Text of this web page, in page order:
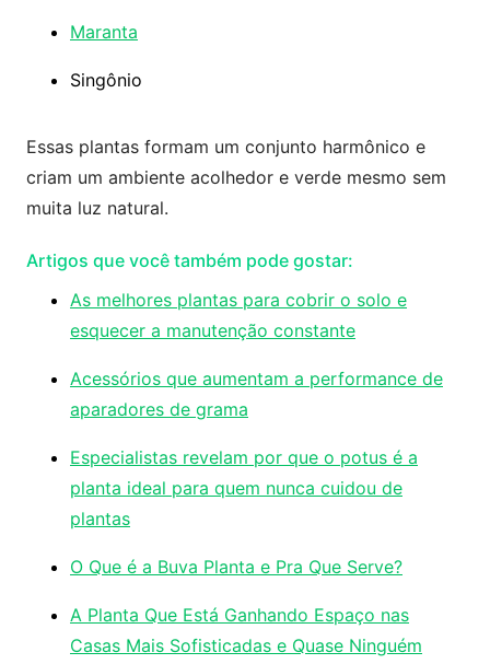
Maranta
Singônio
Essas plantas formam um conjunto harmônico e
criam um ambiente acolhedor e verde mesmo sem
muita luz natural.
Artigos que você também pode gostar:
As melhores plantas para cobrir o solo e
esquecer a manutenção constante
Acessórios que aumentam a performance de
aparadores de grama
Especialistas revelam por que o potus é a
planta ideal para quem nunca cuidou de
plantas
O Que é a Buva Planta e Pra Que Serve?
A Planta Que Está Ganhando Espaço nas
Casas Mais Sofisticadas e Quase Ninguém